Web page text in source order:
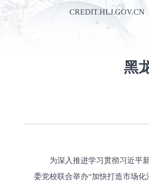
CREDIT.HLJ.GOV.CN
黑
为深入推进学习贯彻习近平新
委党校联合举办“加快打造市场